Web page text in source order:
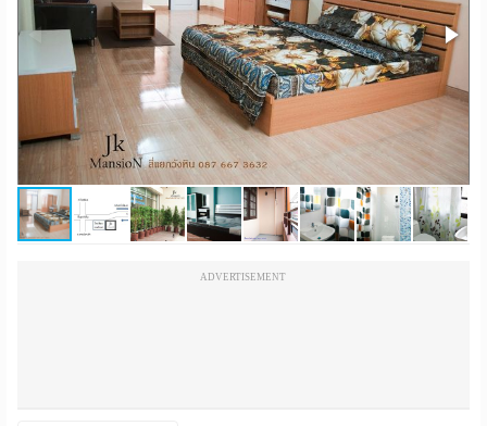
พัก
ราย
ห้อง
พัก
ราย
ADVERTISEMENT